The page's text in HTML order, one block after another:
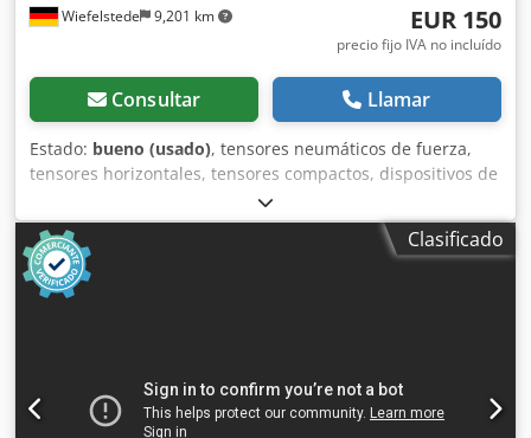
Wiefelstede 9,201 km EUR 150
precio fijo IVA no incluído
Consultar Llamar
Estado: bueno (usado), tensores neumáticos de fuerza,
tensores horizontales, tensores compactos, dispositivos de
sujeción, tensores neumáticos de fuerza -Tipo: 82L32-
143C8H0 -Cantidad: 4 unidades disponibles -Precio: por
unidad -Peso: 2,1 kg/unidad Credpfx Ahob A H E IjkjfClasificado